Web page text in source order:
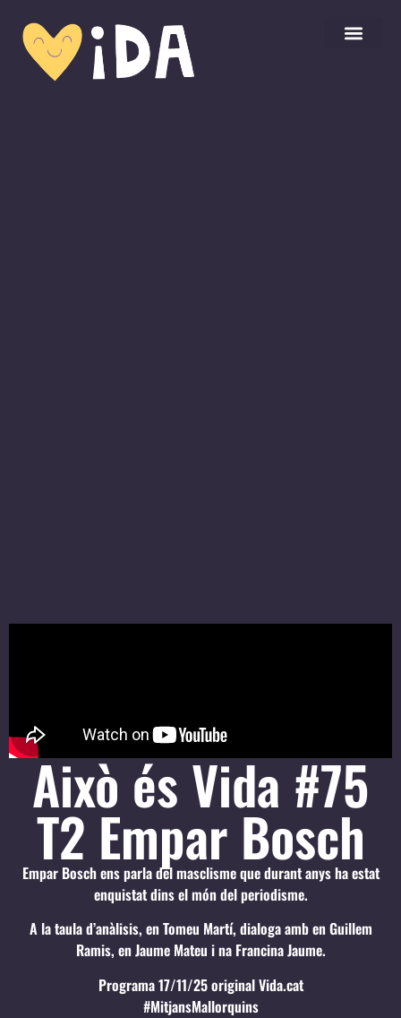
Això és Vida #75
T2 Empar Bosch
Empar Bosch ens parla del masclisme que durant anys ha estat
enquistat dins el món del periodisme.
A la taula d’anàlisis, en Tomeu Martí, dialoga amb en Guillem
Ramis, en Jaume Mateu i na Francina Jaume.
Programa 17/11/25 original Vida.cat
#MitjansMallorquins